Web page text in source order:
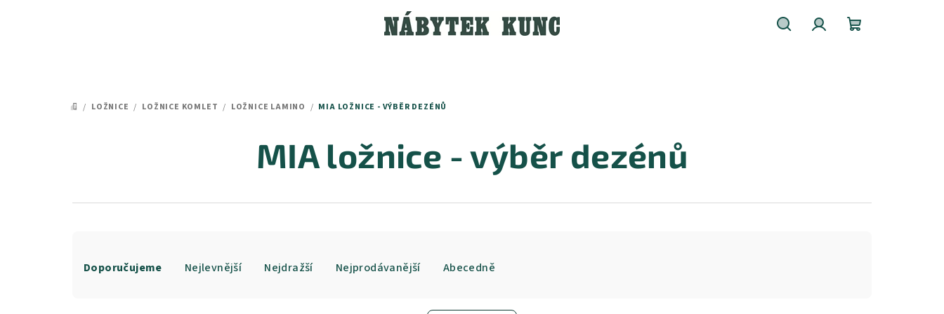
DOMŮ
/ LOŽNICE / LOŽNICE KOMLET / LOŽNICE LAMINO / MIA LOŽNICE - VÝBĚR DEZÉNŮ
MIA ložnice - výběr dezénů
aDoporučujeme Nejlevnější Nejdražší Nejprodávanější Abecedně